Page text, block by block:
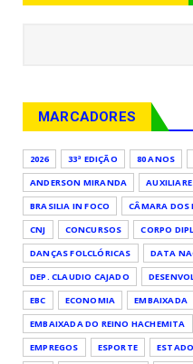
MARCADORES
2026 33ª EDIÇÃO 80 ANOS
ANDERSON MIRANDA
BRASILIA IN FOCO
CÂMARA DOS
CNJ
CONCURSOS CORPO
DANÇAS FOLCLÓRICAS
DATA
DEP. CLAUDIO CAJADO
EBC
ECONOMIA EMBAIXADA
EMBAIXADA DO REINO HACHEMITA
EMPREGOS
ESPORTE